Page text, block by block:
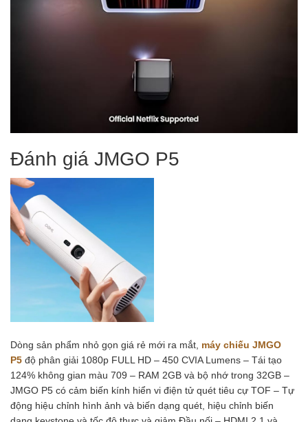
Đánh giá JMGO P5
Dòng sản phẩm nhỏ gọn giá rẻ mới ra mắt, máy chiếu JMGO
P5 độ phân giải 1080p FULL HD – 450 CVIA Lumens – Tái tạo
124% không gian màu 709 – RAM 2GB và bộ nhớ trong 32GB –
JMGO P5 có cảm biến kính hiển vi điện tử quét tiêu cự TOF – Tự
động hiệu chỉnh hình ảnh và biến dạng quét, hiệu chỉnh biến